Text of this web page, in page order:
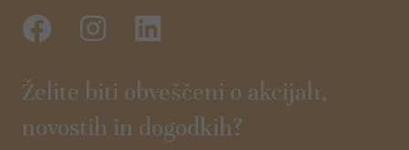
Želite biti obveščeni o akcijah,
novostih in dogodkih?